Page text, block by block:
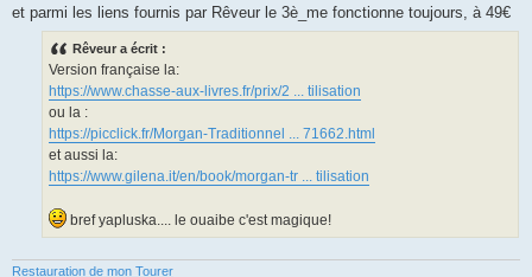
et parmi les liens fournis par Rêveur le 3è_me fonctionne toujours, à 49€
Rêveur a écrit :
Version française la:
https://www.chasse-aux-livres.fr/prix/2 ... tilisation
ou la :
https://picclick.fr/Morgan-Traditionnel ... 71662.html
et aussi la:
https://www.gilena.it/en/book/morgan-tr ... tilisation
bref yapluska.... le ouaibe c'est magique!
Restauration de mon Tourer